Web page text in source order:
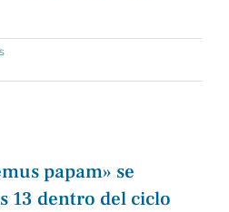
papam» se
13 dentro del ciclo